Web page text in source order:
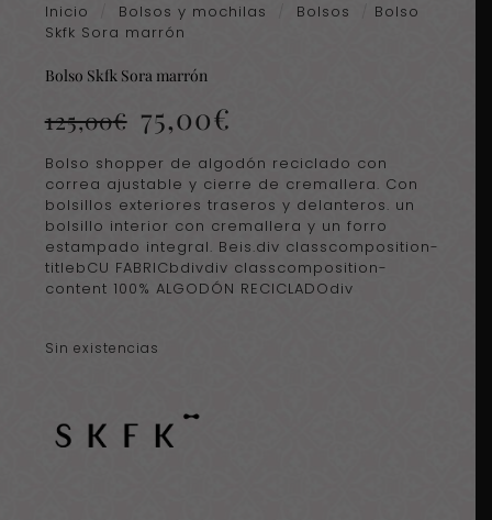
Inicio Bolsos y mochilas Bolsos
Bolso
Skfk Sora marrón
Bolso Skfk Sora marrón
125,00€ El
precio
original
era:
125,00€.
75,00€
actual
es:
75,00€.
Bolso shopper de algodón reciclado con
correa ajustable y cierre de cremallera. Con
bolsillos exteriores traseros y delanteros. un
bolsillo interior con cremallera y un forro
estampado integral. Beis.div classcomposition-
titlebCU FABRICbdivdiv classcomposition-
content 100% ALGODÓN RECICLADOdiv
Sin existencias